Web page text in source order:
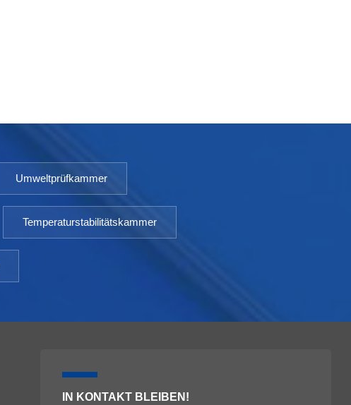
Umweltprüfkammer
Temperaturstabilitätskammer
IN KONTAKT BLEIBEN!